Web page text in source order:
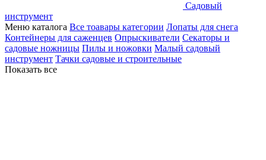
Садовый
инструмент
Меню каталога Все тоавары категории Лопаты для снега
Контейнеры для саженцев Опрыскиватели Секаторы и
садовые ножницы Пилы и ножовки Малый садовый
инструмент Тачки садовые и строительные
Показать все